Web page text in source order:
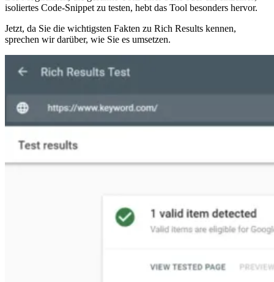
isoliertes Code-Snippet zu testen, hebt das Tool besonders hervor.
Jetzt, da Sie die wichtigsten Fakten zu Rich Results kennen,
sprechen wir darüber, wie Sie es umsetzen.